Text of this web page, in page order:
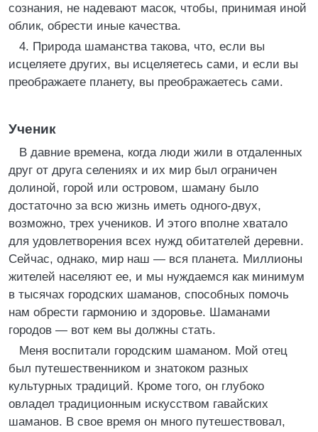
сознания, не надевают масок, чтобы, принимая иной
облик, обрести иные качества.
4. Природа шаманства такова, что, если вы
исцеляете других, вы исцеляетесь сами, и если вы
преображаете планету, вы преображаетесь сами.
Ученик
В давние времена, когда люди жили в отдаленных
друг от друга селениях и их мир был ограничен
долиной, горой или островом, шаману было
достаточно за всю жизнь иметь одного-двух,
возможно, трех учеников. И этого вполне хватало
для удовлетворения всех нужд обитателей деревни.
Сейчас, однако, мир наш — вся планета. Миллионы
жителей населяют ее, и мы нуждаемся как минимум
в тысячах городских шаманов, способных помочь
нам обрести гармонию и здоровье. Шаманами
городов — вот кем вы должны стать.
Меня воспитали городским шаманом. Мой отец
был путешественником и знатоком разных
культурных традиций. Кроме того, он глубоко
овладел традиционным искусством гавайских
шаманов. В свое время он много путешествовал,